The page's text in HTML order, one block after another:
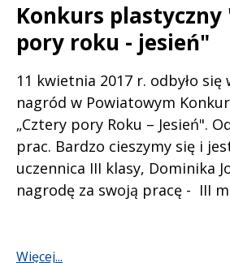
Konkurs plastyczny
pory roku - jesień"
Treść
11 kwietnia 2017 r. odbyło się
nagród w Powiatowym
„Cztery pory Roku – Jesień".
prac. Bardzo cieszymy się i
uczennica III klasy, Dominika
nagrodę za swoją pracę - III
Więcej...